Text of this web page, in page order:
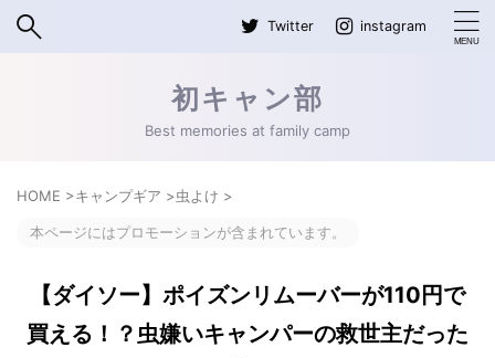
Twitter instagram
初キャン部
Best memories at family camp
HOME >キャンプギア >虫よけ >
本ページにはプロモーションが含まれています。
【ダイソー】ポイズンリムーバーが110円で
買える！？虫嫌いキャンパーの救世主だった